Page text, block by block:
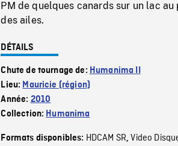
PM de quelques canards sur un lac
des ailes.
DÉTAILS
Chute de tournage de: Humanima II
Lieu: Mauricie (région)
Année: 2010
Collection: Humanima
Formats disponibles: HDCAM SR,Video